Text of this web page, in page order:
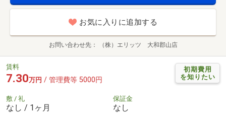
お気に入りに追加する
お問い合わせ先 （株）エリッツ 大和郡山店
初期費用
を知りたい
賃料
7.30万円 / 管理費等 5000円
敷 / 礼
なし / 1ヶ月
保証金
なし